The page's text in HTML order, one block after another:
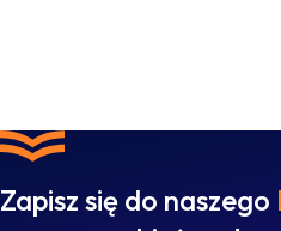
Zapisz się do naszego